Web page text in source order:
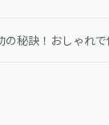
の秘訣！おしゃれ